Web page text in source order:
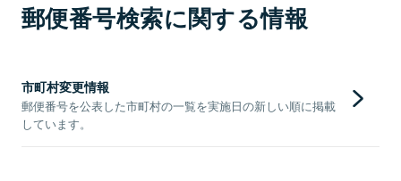
郵便番号検索に関する情報
市町村変更情報
郵便番号を公表した市町村の一覧を実施日の新しい順に掲載
しています。